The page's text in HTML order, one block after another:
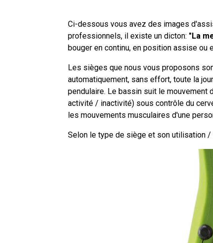
Ci-dessous vous avez des images
professionnels, il existe un dicton: "La
bouger en continu, en position assise ou
Les sièges que nous vous proposons
automatiquement, sans effort, toute la
pendulaire. Le bassin suit le
activité / inactivité) sous contrôle du
les mouvements musculaires d'une
Selon le type de siège et son utilisation